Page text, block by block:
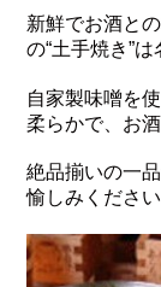
新鮮でお酒と
の“土手焼き”
自家製味噌を
柔らかで、お
絶品揃いの一
愉しみください